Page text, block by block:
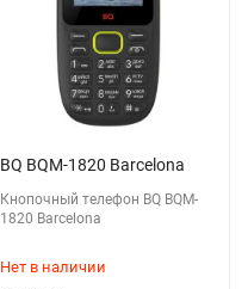
BQ BQM-1820 Barcelona
Кнопочный телефон BQ BQM-
1820 Barcelona
Нет в наличии